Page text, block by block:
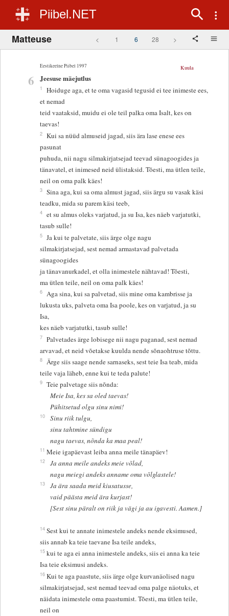
Piibel.NET
Matteuse < 1 6 28 >
Eestikeelne Piibel 1997
6
Kuula
Jeesuse mäejutlus
1
Hoiduge aga, et te oma vagasid tegusid ei tee inimeste ees,
et nemad
teid vaataksid, muidu ei ole teil palka oma Isalt, kes on
taevas!
2 Kui sa nüüd almuseid jagad, siis ära lase enese ees
pasunat
puhuda, nii nagu silmakirjatsejad teevad sünagoogides ja
tänavatel, et inimesed neid ülistaksid. Tõesti, ma ütlen teile,
neil on oma palk käes!
3 Sina aga, kui sa oma almust jagad, siis ärgu su vasak käsi
teadku, mida su parem käsi teeb,
4 et su almus oleks varjatud, ja su Isa, kes näeb varjatutki,
tasub sulle!
5 Ja kui te palvetate, siis ärge olge nagu
silmakirjatsejad, sest nemad armastavad palvetada
sünagoogides
ja tänavanurkadel, et olla inimestele nähtavad! Tõesti,
ma ütlen teile, neil on oma palk käes!
6 Aga sina, kui sa palvetad, siis mine oma kambrisse ja
lukusta uks, palveta oma Isa poole, kes on varjatud, ja su
Isa,
kes näeb varjatutki, tasub sulle!
7 Palvetades ärge lobisege nii nagu paganad, sest nemad
arvavad, et neid võetakse kuulda nende sõnaohtruse tõttu.
8 Ärge siis saage nende sarnaseks, sest teie Isa teab, mida
teile vaja läheb, enne kui te teda palute!
9 Teie palvetage siis nõnda:
Meie Isa, kes sa oled taevas!
Pühitsetud olgu sinu nimi!
10
Sinu riik tulgu,
sinu tahtmine sündigu
nagu taevas, nõnda ka maa peal!
11 Meie igapäevast leiba anna meile tänapäev!
12
Ja anna meile andeks meie võlad,
nagu meiegi andeks anname oma võlglastele!
13
Ja ära saada meid kiusatusse,
vaid päästa meid ära kurjast!
[Sest sinu päralt on riik ja vägi ja au igavesti. Aamen.]
14 Sest kui te annate inimestele andeks nende eksimused,
siis annab ka teie taevane Isa teile andeks,
15 kui te aga ei anna inimestele andeks, siis ei anna ka teie
Isa teie eksimusi andeks.
16 Kui te aga paastute, siis ärge olge kurvanäolised nagu
silmakirjatsejad, sest nemad teevad oma palge näotuks, et
näidata inimestele oma paastumist. Tõesti, ma ütlen teile,
neil on